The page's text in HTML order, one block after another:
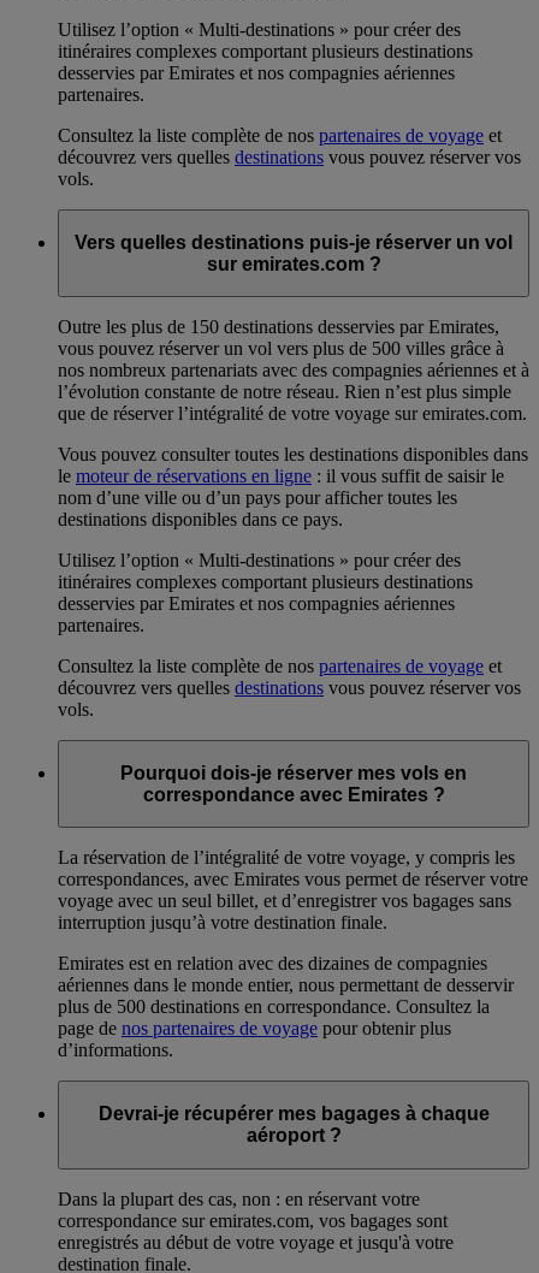
Utilisez l’option « Multi-destinations » pour créer des
itinéraires complexes comportant plusieurs destinations
desservies par Emirates et nos compagnies aériennes
partenaires.
Consultez la liste complète de nos partenaires de voyage et
découvrez vers quelles destinations vous pouvez réserver vos
vols.
Vers quelles destinations puis-je réserver un vol
sur emirates.com ?
Outre les plus de 150 destinations desservies par Emirates,
vous pouvez réserver un vol vers plus de 500 villes grâce à
nos nombreux partenariats avec des compagnies aériennes et à
l’évolution constante de notre réseau. Rien n’est plus simple
que de réserver l’intégralité de votre voyage sur emirates.com.
Vous pouvez consulter toutes les destinations disponibles dans
le moteur de réservations en ligne : il vous suffit de saisir le
nom d’une ville ou d’un pays pour afficher toutes les
destinations disponibles dans ce pays.
Utilisez l’option « Multi-destinations » pour créer des
itinéraires complexes comportant plusieurs destinations
desservies par Emirates et nos compagnies aériennes
partenaires.
Consultez la liste complète de nos partenaires de voyage et
découvrez vers quelles destinations vous pouvez réserver vos
vols.
Pourquoi dois-je réserver mes vols en
correspondance avec Emirates ?
La réservation de l’intégralité de votre voyage, y compris les
correspondances, avec Emirates vous permet de réserver votre
voyage avec un seul billet, et d’enregistrer vos bagages sans
interruption jusqu’à votre destination finale.
Emirates est en relation avec des dizaines de compagnies
aériennes dans le monde entier, nous permettant de desservir
plus de 500 destinations en correspondance. Consultez la
page de nos partenaires de voyage pour obtenir plus
d’informations.
Devrai-je récupérer mes bagages à chaque
aéroport ?
Dans la plupart des cas, non : en réservant votre
correspondance sur emirates.com, vos bagages sont
enregistrés au début de votre voyage et jusqu'à votre
destination finale.